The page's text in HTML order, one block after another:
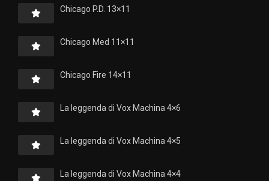
Chicago P.D. 13×11
Chicago Med 11×11
Chicago Fire 14×11
La leggenda di Vox Machina 4×6
La leggenda di Vox Machina 4×5
La leggenda di Vox Machina 4×4